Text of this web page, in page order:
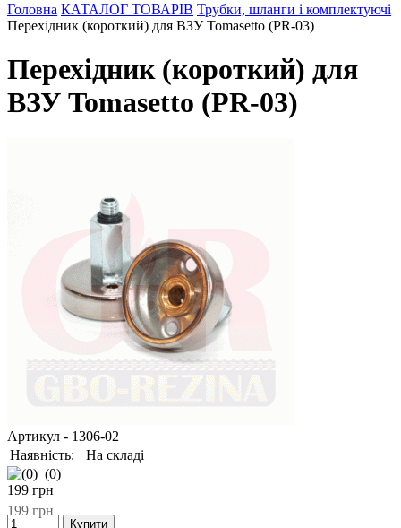
Головна КАТАЛОГ ТОВАРІВ Трубки, шланги і комплектуючі
Перехідник (короткий) для ВЗУ Tomasetto (PR-03)
Перехідник (короткий) для
ВЗУ Tomasetto (PR-03)
Артикул - 1306-02
Наявність:
На складі
(0)
199 грн
199грн